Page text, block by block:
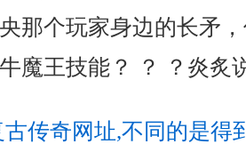
那个玩家身边的长矛
魔王技能？ ？ ？炎炙
古传奇网址,不同的是得